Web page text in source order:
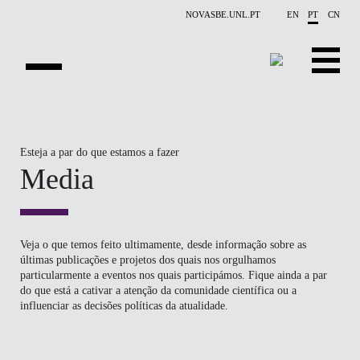
NOVASBE.UNL.PT EN PT CN
EVENTOS
CONTACTOS
APRESENTAÇÃO
PUBLICAÇÕES
Esteja a par do que estamos a fazer
Media
Veja o que temos feito ultimamente, desde informação sobre as
últimas publicações e projetos dos quais nos orgulhamos
particularmente a eventos nos quais participámos. Fique ainda a par
do que está a cativar a atenção da comunidade científica ou a
influenciar as decisões políticas da atualidade.